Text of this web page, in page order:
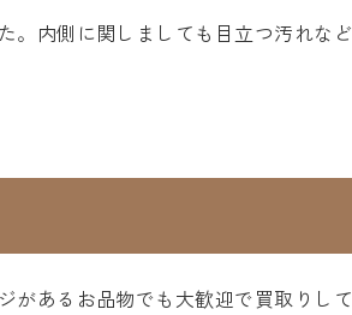
。内側に関しましても目立つ汚れなど
があるお品物でも大歓迎で買取りして